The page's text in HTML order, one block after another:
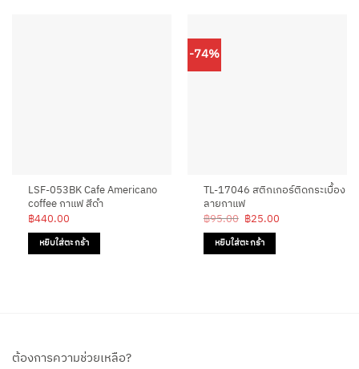
LSF-053BK Cafe Americano
coffee กาแฟ สีดำ
฿440.00
หยิบใส่ตะกร้า
-74%
TL-17046 สติกเกอร์ติดกระเบื้อง
ลายกาแฟ
฿95.00 Original
price
was:
฿95.00.
฿25.00Current
หยิบใส่ตะกร้า
ต้องการความช่วยเหลือ?